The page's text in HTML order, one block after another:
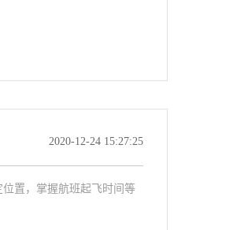
2020-12-24 15:27:25
置，掌握航班起飞时间等